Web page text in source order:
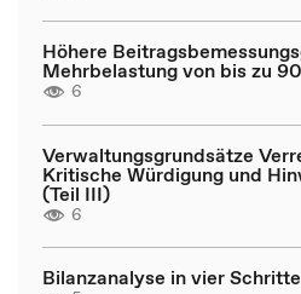
Höhere
Mehrbelastung von bis zu
6
Verwaltungsgrundsätze
Kritische Würdigung und
(Teil III)
6
Bilanzanalyse in vier